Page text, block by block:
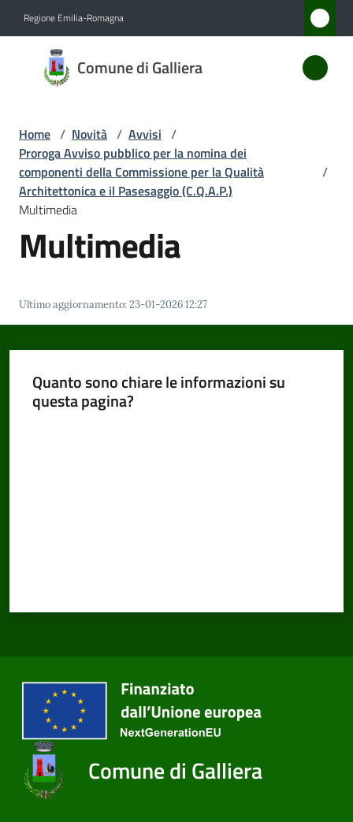
Regione Emilia-Romagna
Comune di Galliera
Comune
di
Amministrazione
Novità
Menu selezionato
Servizi
Vivere
Galliera
Amministrazione
Home / Novità / Avvisi /
Proroga Avviso pubblico per la nomina dei
componenti della Commissione per la Qualità
Architettonica e il Pasesaggio (C.Q.A.P.)
/
Multimedia
Multimedia
Ultimo aggiornamento:23-01-2026 12:27
Quanto sono chiare le informazioni su
questa pagina?
Comune di Galliera